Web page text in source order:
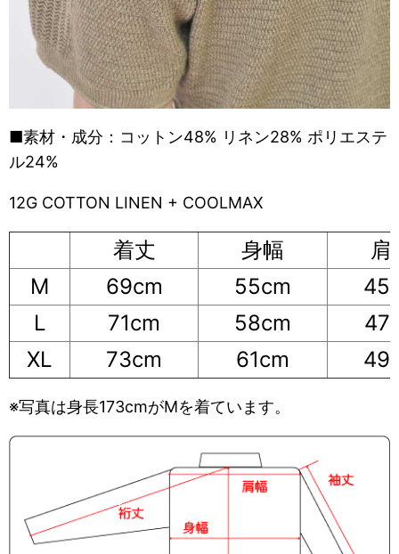
■素材・成分：コットン48% リネン28% ポリエステ
ル24%
12G COTTON LINEN + COOLMAX
着丈 身幅
肩
M
69cm 55cm
L
71cm 58cm
XL
73cm 61cm
※写真は身長173cmがMを着ています。